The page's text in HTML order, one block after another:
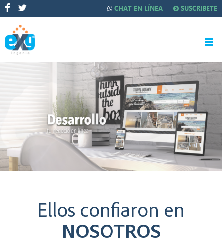
CHAT EN LÍNEA SUSCRIBETE
Ellos confiaron en
NOSOTROS